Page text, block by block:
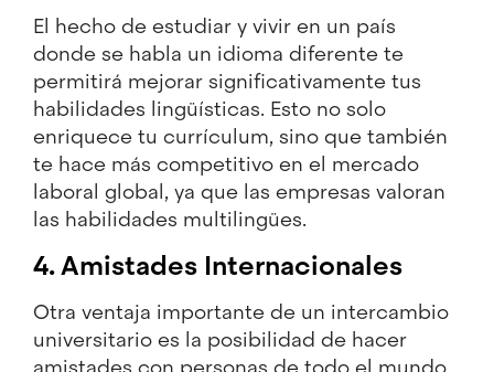
El hecho de estudiar y vivir en un país
donde se habla un idioma diferente te
permitirá mejorar significativamente tus
habilidades lingüísticas. Esto no solo
enriquece tu currículum, sino que también
te hace más competitivo en el mercado
laboral global, ya que las empresas valoran
las habilidades multilingües.
4. Amistades Internacionales
Otra ventaja importante de un intercambio
universitario es la posibilidad de hacer